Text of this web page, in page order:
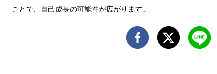
ことで、自己成長の可能性が広がります。